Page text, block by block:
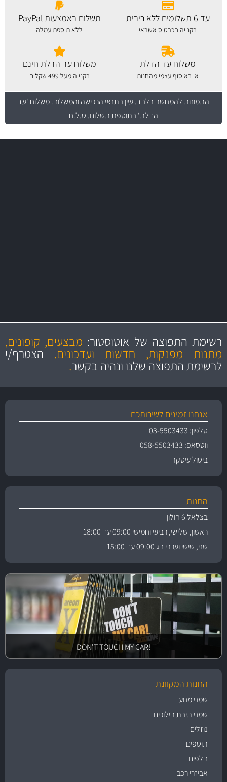
עד 6 תשלומים ללא ריבית
בקנייה בכרטיס אשראי
תשלום באמצעות PayPal
ללא תוספת עמלה
משלוח עד הדלת
או באיסוף עצמי מהחנות
משלוח עד הדלת חינם
בקנייה מעל 499 שקלים
התמונות להמחשה בלבד.עיין בתנאי הרכישה והמשלוח. משלוח 'עד
הדלת' בתוספת תשלום. ט.ל.ח
מקצועיות
ושירות מצויין
מחירים
הוגנים
והיצע מוצרים איכותירשימת התפוצה של אוטוסטור: מבצעים, קופונים,
מתנות מפנקות, חדשות ועדכונים.הצטרף/י
לרשימת התפוצה שלנו ונהיה בקשר.
אנחנו זמינים לשירותכם
טלפון: 03-5503433
ווטסאפ: 058-5503433
ביטול עיסקה
החנות
בצלאל 6 חולון
ראשון, שלישי, רביעי וחמישי 09:00 עד 18:00
שני, שישי וערבי חג 09:00 עד 15:00
!DON'T TOUCH MY CAR
החנות המקוונת
שמני מנוע
שמני תיבת הילוכים
נוזלים
תוספים
חלפים
אביזרי רכב